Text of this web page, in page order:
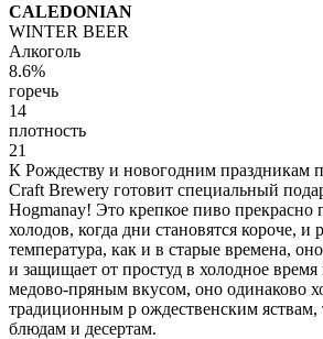
CALEDONIAN
WINTER BEER
Алкоголь
8.6%
горечь
14
плотность
21
К Рождеству и новогодним праздникам
Сraft Brewery готовит специальный
Hogmanay! Это крепкое пиво прекрасно
холодов, когда дни становятся короче, и
температура, как и в старые времена,
и защищает от простуд в холодное время
медово-пряным вкусом, оно одинаково
традиционным р ождественским
блюдам и десертам.